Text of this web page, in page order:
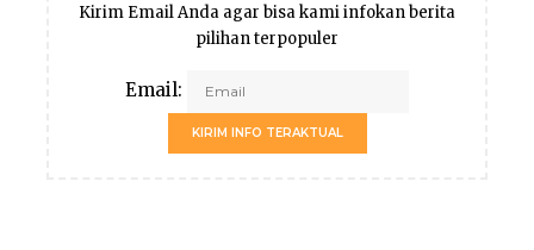
Kirim Email Anda agar bisa kami infokan berita
pilihan terpopuler
Email:
KIRIM INFO TERAKTUAL